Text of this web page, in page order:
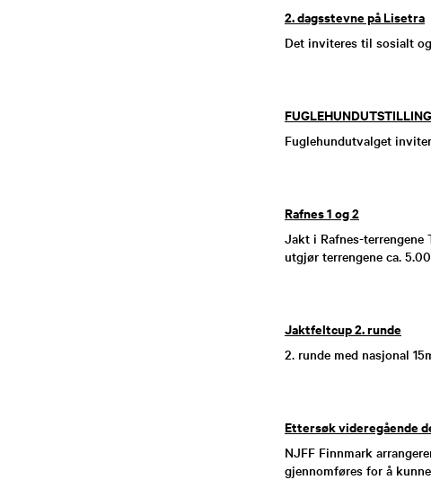
2. dagsstevne på Lisetra
Det inviteres til sosialt
Fuglehundutvalget
Rafnes 1 og 2
Jakt i Rafnes-terrengene
utgjør terrengene ca.
Jaktfeltcup 2. runde
2. runde med nasjonal
Ettersøk videregående
NJFF Finnmark
gjennomføres for å